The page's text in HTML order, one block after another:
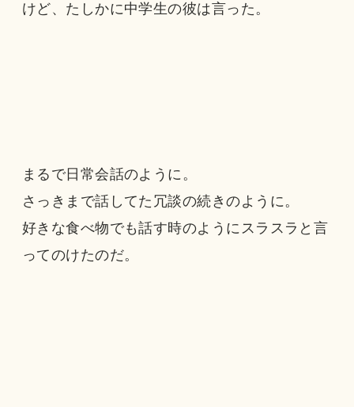
けど、たしかに中学生の彼は言った。
まるで日常会話のように。
さっきまで話してた冗談の続きのように。
好きな食べ物でも話す時のようにスラスラと言
ってのけたのだ。